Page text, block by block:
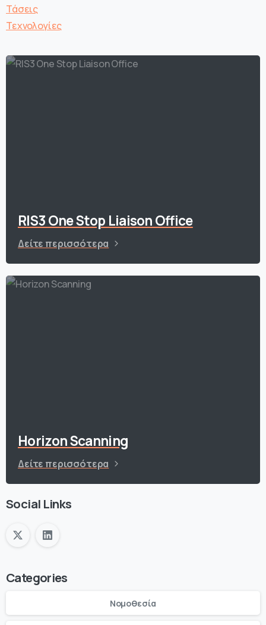
Τάσεις
Τεχνολογίες
RIS3 One Stop Liaison Office
Δείτε περισσότερα
Horizon Scanning
Δείτε περισσότερα
Social Links
Categories
Νομοθεσία